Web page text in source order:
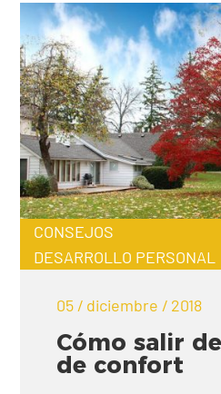
CONSEJOS
DESARROLLO PERSONAL
05 / diciembre / 2018
Cómo salir
de confort